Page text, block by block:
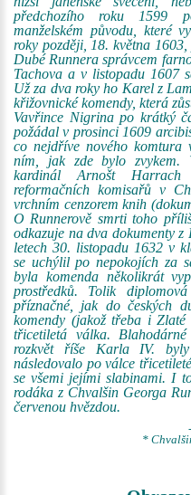
předchozího roku 1599
manželském původu, které
roky později, 18. května
Dubé Runnera správcem
Tachova a v listopadu 1607
Už za dva roky ho Karel z
křižovnické komendy, která
Vavřince Nigrina po krátký
požádal v prosinci 1609
co nejdříve nového komtura
ním, jak zde bylo zvykem.
kardinál Arnošt
reformačních komisařů v
vrchním cenzorem knih
O Runnerově smrti toho
odkazuje na dva dokumenty z
letech 30. listopadu 1632 v
se uchýlil po nepokojích za
byla komenda několikrát
prostředků. Tolik
příznačné, jak do českých
komendy (jakož třeba i
třicetiletá válka.
rozkvět říše Karla IV.
následovalo po válce
se všemi jejími slabinami. I
rodáka z Chvalšin Georga
červenou hvězdou.
*